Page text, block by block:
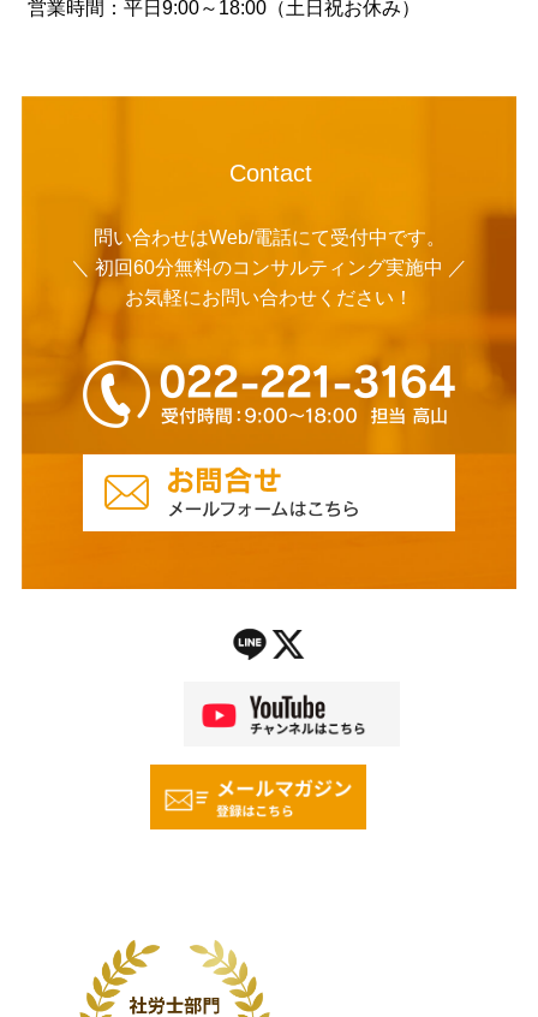
営業時間：平日9:00～18:00（土日祝お休み）
Contact
問い合わせはWeb/電話にて受付中です。
＼ 初回60分無料のコンサルティング実施中 ／
お気軽にお問い合わせください！